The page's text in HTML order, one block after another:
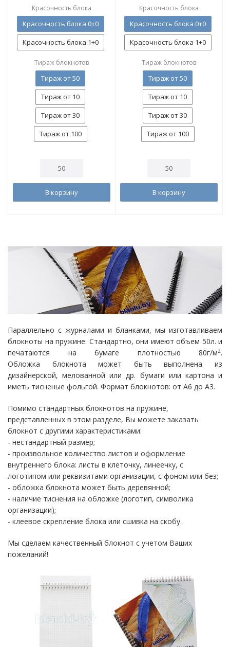
Красочность блока
Красочность блока 0+0
Красочность блока 1+0
Тираж блокнотов
Тираж от 50
Тираж от 10
Тираж от 30
Тираж от 100
В корзину
Красочность блока
Красочность блока 0+0
Красочность блока 1+0
Тираж блокнотов
Тираж от 50
Тираж от 10
Тираж от 30
Тираж от 100
В корзину
Параллельно с журналами и бланками, мы изготавливаем
блокноты на пружине. Стандартно, они имеют объем 50л. и
печатаются на бумаге плотностью 80г/м2.
Обложка блокнота может быть выполнена из
дизайнерской, мелованной или др. бумаги или картона и
иметь тисненые фольгой. Формат блокнотов: от А6 до А3.
Помимо стандартных блокнотов на пружине,
представленных в этом разделе, Вы можете заказать
блокнот с другими характеристиками:
- нестандартный размер;
- произвольное количество листов и оформление
внутреннего блока: листы в клеточку, линеечку, с
логотипом или реквизитами организации, с фоном или без;
- обложка блокнота может быть деревянной;
- наличие тиснения на обложке (логотип, символика
организации);
- клеевое скрепление блока или сшивка на скобу.
Мы сделаем качественный блокнот с учетом Ваших
пожеланий!